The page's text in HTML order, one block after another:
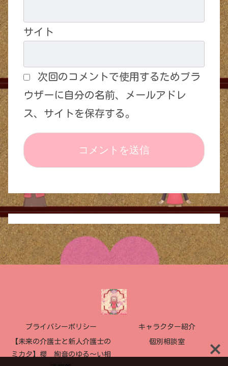
サイト
次回のコメントで使用するためブラ
ウザーに自分の名前、メールアドレ
ス、サイトを保存する。
プライバシーポリシー キャラクター紹介
【未来の介護士と新人介護士の
ミカタ】櫻 絢音のゆる〜い相
個別相談室